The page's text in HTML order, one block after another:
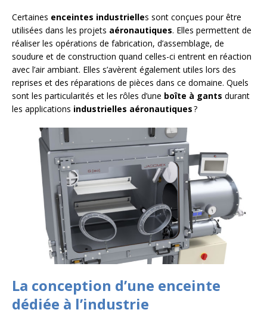
Certaines enceintes industrielles sont conçues pour être
utilisées dans les projets aéronautiques. Elles permettent de
réaliser les opérations de fabrication, d’assemblage, de
soudure et de construction quand celles-ci entrent en réaction
avec l’air ambiant. Elles s’avèrent également utiles lors des
reprises et des réparations de pièces dans ce domaine. Quels
sont les particularités et les rôles d’une boîte à gants durant
les applications industrielles aéronautiques?
La conception d’une enceinte
dédiée à l’industrie